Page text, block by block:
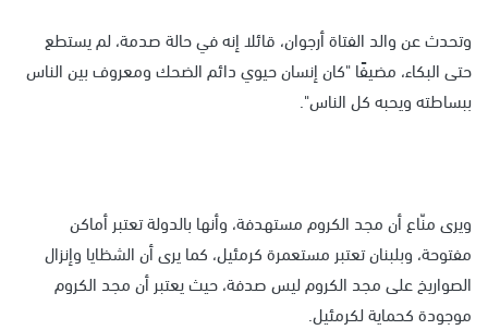
وتحدث عن والد الفتاة أرجوان، قائلا إنه في حالة صدمة، لم يستطع
حتى البكاء، مضيفًا "كان إنسان حيوي دائم الضحك ومعروف بين الناس
ببساطته ويحبه كل الناس".
ويرى منّاع أن مجد الكروم مستهدفة، وأنها بالدولة تعتبر أماكن
مفتوحة، وبلبنان تعتبر مستعمرة كرمئيل، كما يرى أن الشظايا وإنزال
الصواريخ على مجد الكروم ليس صدفة، حيث يعتبر أن مجد الكروم
موجودة كحماية لكرمئيل.